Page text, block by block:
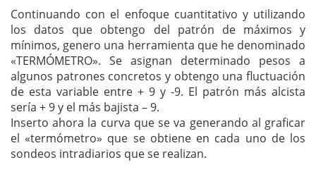
Continuando con el enfoque cuantitativo y utilizando
los datos que obtengo del patrón de máximos y
mínimos, genero una herramienta que he denominado
«TERMÓMETRO». Se asignan determinado pesos a
algunos patrones concretos y obtengo una fluctuación
de esta variable entre + 9 y -9. El patrón más alcista
sería + 9 y el más bajista – 9.
Inserto ahora la curva que se va generando al graficar
el «termómetro» que se obtiene en cada uno de los
sondeos intradiarios que se realizan.